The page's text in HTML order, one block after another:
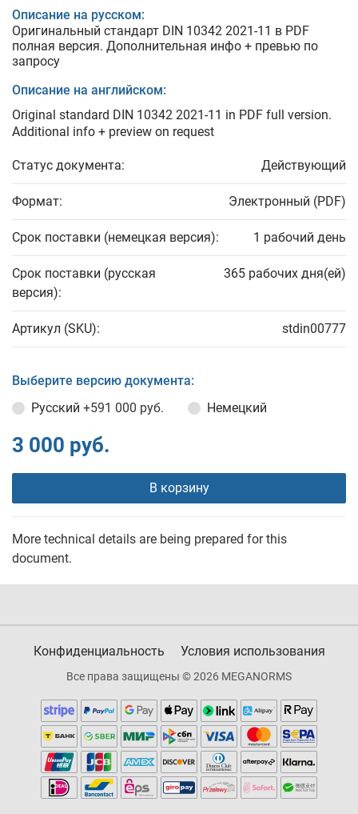
Описание на русском:
Оригинальный стандарт DIN 10342 2021-11 в PDF
полная версия. Дополнительная инфо + превью по
запросу
Описание на английском:
Original standard DIN 10342 2021-11 in PDF full version.
Additional info + preview on request
Статус документа: Действующий
Формат: Электронный (PDF)
Срок поставки (немецкая версия): 1 рабочий день
Срок поставки (русская
версия):
365 рабочих дня(ей)
Артикул (SKU): stdin00777
Выберите версию документа:
Русский +591 000 руб. Немецкий
3 000 руб.
В корзину
More technical details are being prepared for this
document.
Конфиденциальность Условия использования
Все права защищены © 2026 MEGANORMS